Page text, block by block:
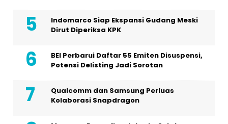
Indomarco Siap Ekspansi Gudang Meski
Dirut Diperiksa KPK
BEI Perbarui Daftar 55 Emiten Disuspensi,
Potensi Delisting Jadi Sorotan
Qualcomm dan Samsung Perluas
Kolaborasi Snapdragon